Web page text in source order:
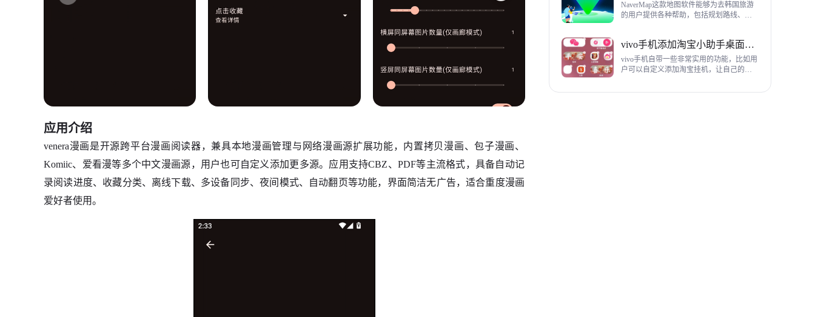
应用介绍
venera漫画是开源跨平台漫画阅读器，兼具本地漫画管理与网络漫画源扩展功能，内置拷贝漫画、包子漫画、
Komiic、爱看漫等多个中文漫画源，用户也可自定义添加更多源。应用支持CBZ、PDF等主流格式，具备自动记
录阅读进度、收藏分类、离线下载、多设备同步、夜间模式、自动翻页等功能，界面简洁无广告，适合重度漫画
爱好者使用。
NaverMap这款地图软件能够为去韩国旅游
的用户提供各种帮助，包括规划路线、导
教程，希望对各位有帮助。
vivo手机添加淘宝小助手桌面挂件方法
vivo手机自带一些非常实用的功能，比如用
户可以自定义添加淘宝挂机，让自己的购
相当方便，下面为大家带来添加淘宝小助